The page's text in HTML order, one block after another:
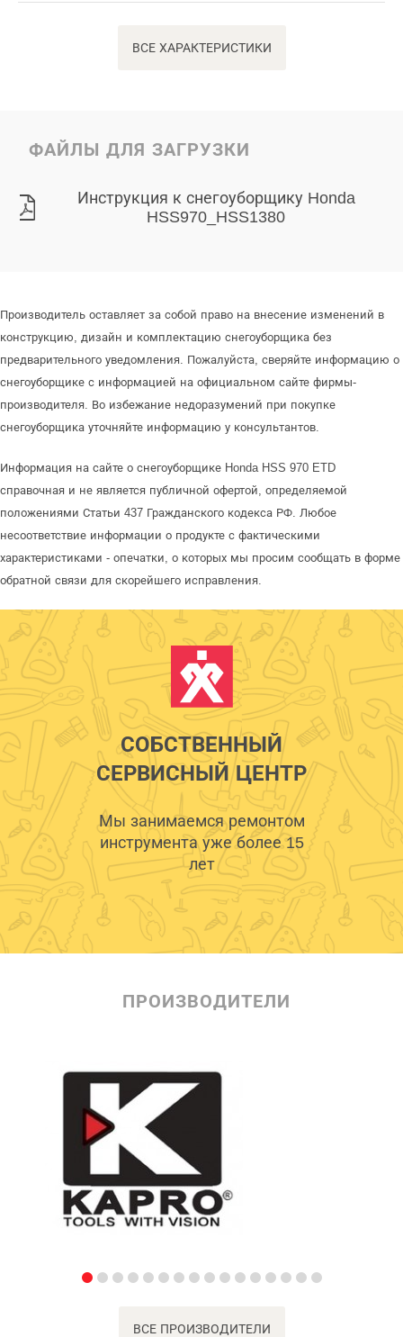
ВСЕ ХАРАКТЕРИСТИКИ
ФАЙЛЫ ДЛЯ ЗАГРУЗКИ
Инструкция к снегоуборщику Honda
HSS970_HSS1380
Производитель оставляет за собой право на внесение изменений в
конструкцию, дизайн и комплектацию снегоуборщика без
предварительного уведомления. Пожалуйста, сверяйте информацию о
снегоуборщике с информацией на официальном сайте фирмы-
производителя. Во избежание недоразумений при покупке
снегоуборщика уточняйте информацию у консультантов.
Информация на сайте о снегоуборщике Honda HSS 970 ETD
справочная и не является публичной офертой, определяемой
положениями Статьи 437 Гражданского кодекса РФ. Любое
несоответствие информации о продукте с фактическими
характеристиками - опечатки, о которых мы просим сообщать в форме
обратной связи для скорейшего исправления.
СОБСТВЕННЫЙ
СЕРВИСНЫЙ ЦЕНТР
Мы занимаемся ремонтом
инструмента уже более 15
лет
ПРОИЗВОДИТЕЛИ
ВСЕ ПРОИЗВОДИТЕЛИ